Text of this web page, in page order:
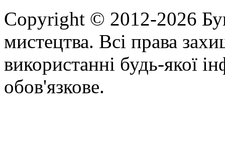
Copyright © 2012-2026
мистецтва. Всі права
використанні будь-якої
обов'язкове.